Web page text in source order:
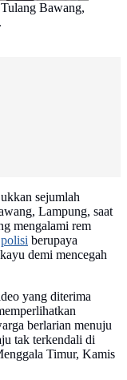
Bawang,
sejumlah
Lampung, saat
mengalami rem
polisi berupaya
demi mencegah
yang diterima
berlarian menuju
tak terkendali di
Timur, Kamis